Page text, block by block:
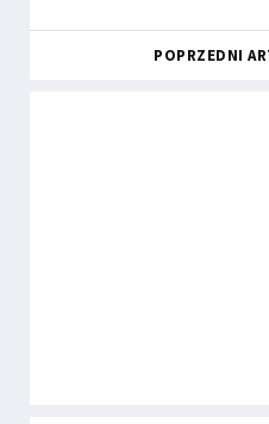
POPRZEDNI